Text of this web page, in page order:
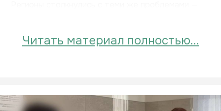
Читать материал полностью…